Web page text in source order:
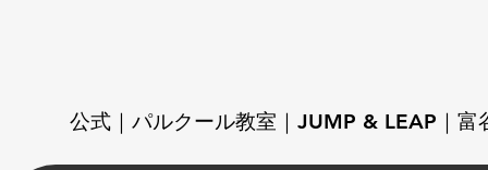
公式｜パルクール教室｜JUMP & LEAP｜